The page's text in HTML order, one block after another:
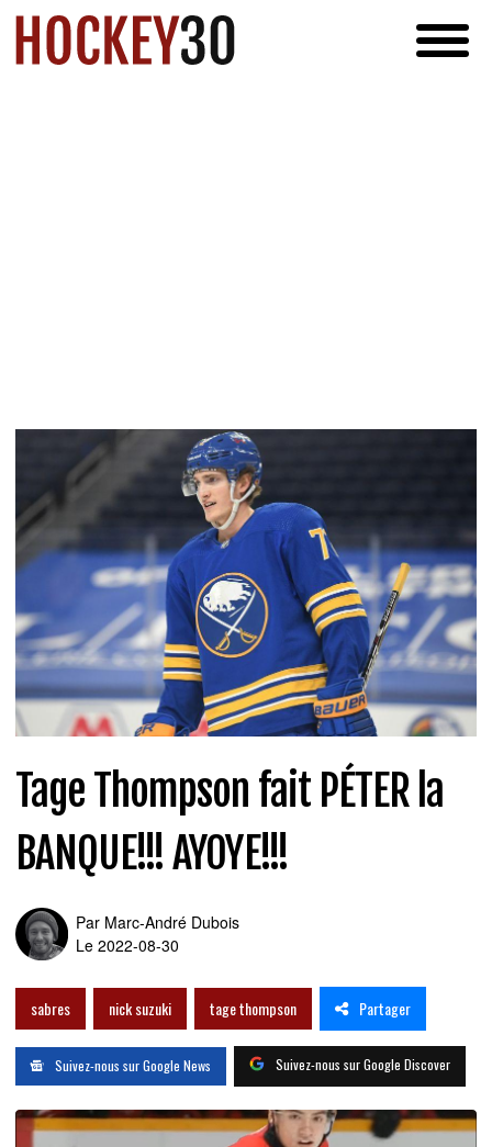
Tage Thompson fait PÉTER la
BANQUE!!! AYOYE!!!
Par Marc-André Dubois
Le 2022-08-30
sabres nick suzuki tage thompson Partager
Suivez-nous sur Google News Suivez-nous sur Google Discover